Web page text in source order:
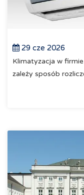
29 cze 2026
Klimatyzacja w
zależy sposób